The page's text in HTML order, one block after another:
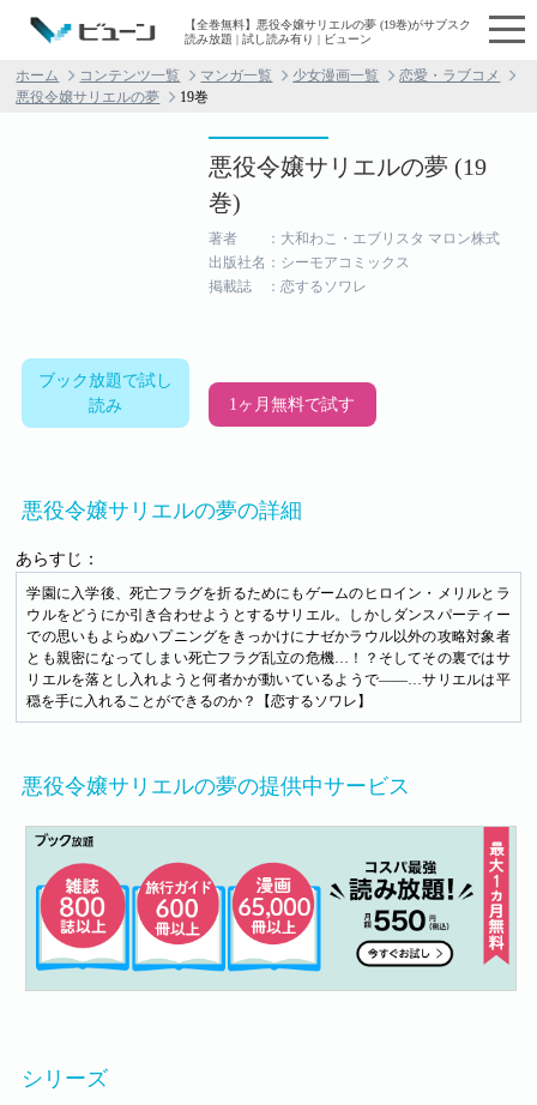
【全巻無料】悪役令嬢サリエルの夢 (19巻)がサブスク
読み放題 | 試し読み有り | ビューン
ホーム コンテンツ一覧 マンガ一覧 少女漫画一覧
恋愛・ラブコメ
悪役令嬢サリエルの夢
19巻
ブック放題で試し
読み
悪役令嬢サリエルの夢 (19
巻)
著者 ：大和わこ・エブリスタ マロン株式
出版社名：シーモアコミックス
掲載誌 ：恋するソワレ
1ヶ月無料で試す
悪役令嬢サリエルの夢の詳細
あらすじ：
学園に入学後、死亡フラグを折るためにもゲームのヒロイン・メリルとラ
ウルをどうにか引き合わせようとするサリエル。しかしダンスパーティー
での思いもよらぬハプニングをきっかけにナゼかラウル以外の攻略対象者
とも親密になってしまい死亡フラグ乱立の危機…！？そしてその裏ではサ
リエルを落とし入れようと何者かが動いているようで――…サリエルは平
穏を手に入れることができるのか？【恋するソワレ】
悪役令嬢サリエルの夢の提供中サービス
シリーズ